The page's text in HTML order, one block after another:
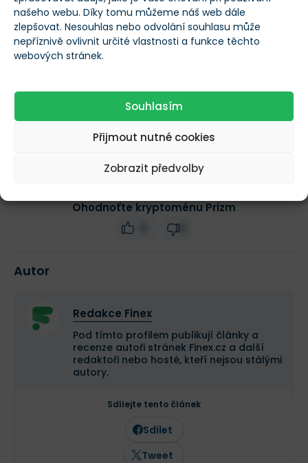
našeho webu. Díky tomu můžeme náš web dále
zlepšovat. Nesouhlas nebo odvolání souhlasu může
nepříznivě ovlivnit určité vlastnosti a funkce těchto
webových stránek.
Souhlasím
Přijmout nutné cookies
Zobrazit předvolby
Obchodní objem
(24h)
$447
Tržní kapitalizace --
Změna ceny za 24h 0 %
Ohodnoťte kryptoměnu Prizm
Autor
Redakce Finex
Pod tímto profilem publikují články a
recenze autoři stránek Finex.cz a další
redaktoři nebo hosté, kteří nejsou stálými
autory.
Sdílejte tento článek
Sdílet
Tweet